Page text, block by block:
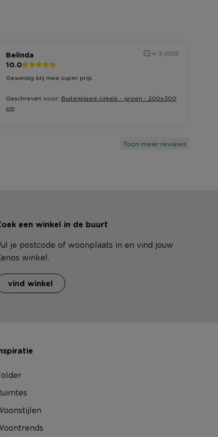
Belinda 4-3-2025
10.0
Geweldig blij mee super prijs.
Geschreven voor: Buitenkleed cirkels - groen - 200x300
cm
Toon meer reviews
een winkel in de buurt
je postcode of woonplaats in en vind jouw
winkel.
vind winkel